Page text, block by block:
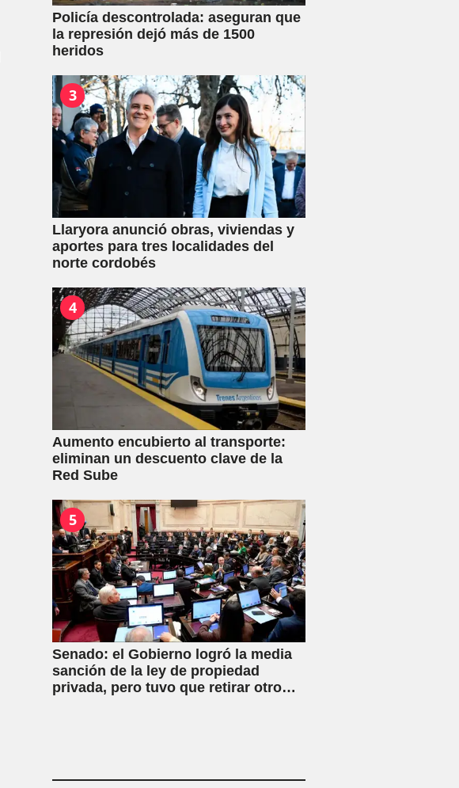
Policía descontrolada: aseguran que
la represión dejó más de 1500
heridos
3
Llaryora anunció obras, viviendas y
aportes para tres localidades del
norte cordobés
4
Aumento encubierto al transporte:
eliminan un descuento clave de la
Red Sube
5
Senado: el Gobierno logró la media
sanción de la ley de propiedad
privada, pero tuvo que retirar otro